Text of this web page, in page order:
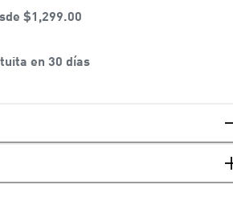
$1,299.00
en 30 días